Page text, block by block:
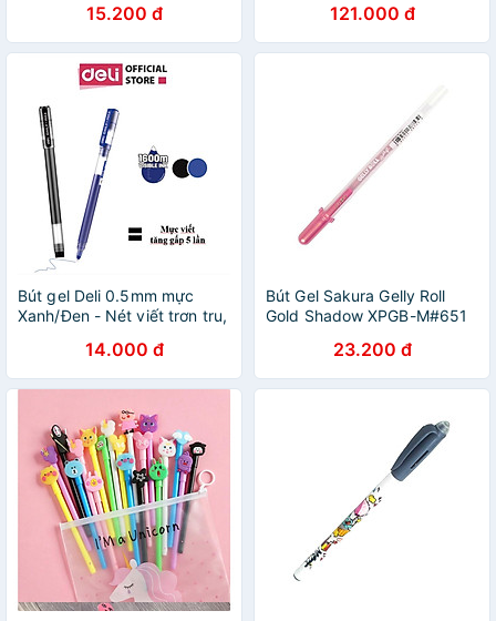
15.200 đ 121.000 đ
Bút gel Deli 0.5mm mực
Xanh/Đen - Nét viết trơn tru,
thân bút trong suốt có vạch
theo dõi - EG16
14.000 đ
Bút Gel Sakura Gelly Roll
Gold Shadow XPGB-M#651
23.200 đ